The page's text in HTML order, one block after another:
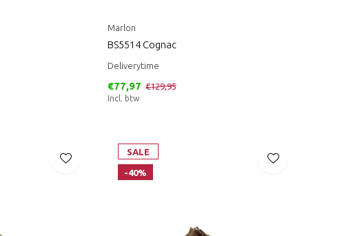
Marlon
BS5514 Cognac
Deliverytime
€77,97 €129,95
Incl. btw
SALE
-40%